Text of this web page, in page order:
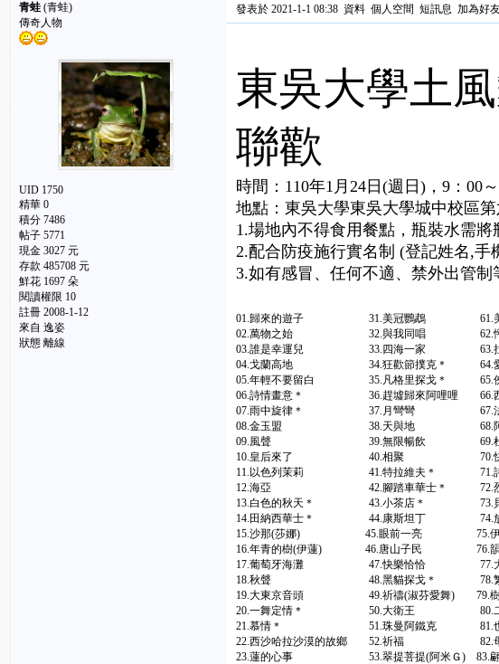
青蛙 (青蛙)
傳奇人物
UID 1750
精華 0
積分 7486
帖子 5771
現金 3027 元
存款 485708 元
鮮花 1697 朵
閱讀權限 10
註冊 2008-1-12
來自 逸姿
狀態 離線
發表於 2021-1-1 08:38 資料 個人空間 短訊息 加為好
東吳大學土
聯歡
時間：110年1月24日(週日)，9：00～
地點：東吳大學東吳大學城中校區
1.場地內不得食用餐點，瓶裝水需將
2.配合防疫施行實名制 (登記姓名,手
3.如有感冒、任何不適、禁外出管制
01.歸來的遊子 31.美冠鸚鵡 61.
02.萬物之始 32.與我同唱 62.怦
03.誰是幸運兒 33.四海一家 63.
04.戈蘭高地 34.狂歡節撲克＊ 64.
05.年輕不要留白 35.凡格里探戈＊
06.詩情畫意＊ 36.趕墟歸來阿哩哩 66.
07.雨中旋律＊ 37.月彎彎 67.法
08.金玉盟 38.天與地 68.阿特
09.風聲 39.無限暢飲 69.杜那托
10.皇后來了 40.相聚 70.快
11.以色列茉莉 41.特拉維夫＊ 71.
12.海亞 42.腳踏車華士＊ 72.烈
13.白色的秋天＊ 43.小茶店＊
14.田納西華士＊ 44.康斯坦丁
15.沙那(莎娜) 45.眼前一亮 75.伊斯
16.年青的樹(伊蓮) 46.唐山子民 76.
17.葡萄牙海灘 47.快樂恰恰 77.
18.秋聲 48.黑貓探戈＊ 78.
19.大東京音頭 49.祈禱(淑芬愛舞)
20.一舞定情＊ 50.大衛王 80.二十
21.慕情＊ 51.珠曼阿鐵克 81.也
22.西沙哈拉沙漠的故鄉 52.祈福 82.母
23.蓮的心事 53.翠提菩提(阿米Ｇ) 83.